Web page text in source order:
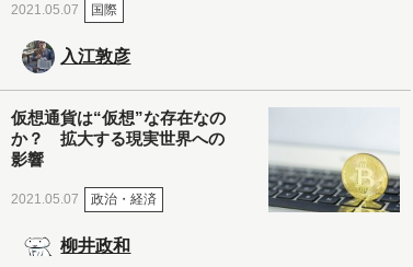
2021.05.07 国際
入江敦彦
仮想通貨は“仮想”な存在なの
か？ 拡大する現実世界への
影響
2021.05.07 政治・経済
柳井政和